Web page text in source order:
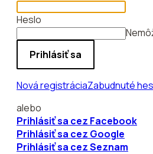
Heslo
Prihlásiť sa
Nová registráciaZabudnuté
alebo
Prihlásiť sa cez Facebook
Prihlásiť sa cez Google
Prihlásiť sa cez Seznam